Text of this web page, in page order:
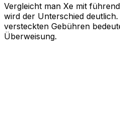
Vergleicht man Xe mit
wird der Unterschied
versteckten Gebühren
Überweisung.